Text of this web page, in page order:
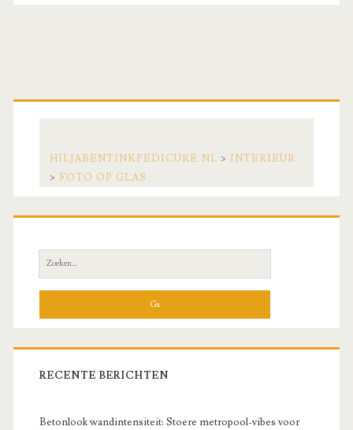
Primaire
HILJABENTINKPEDICURE.NL > INTERIEUR
> FOTO OP GLAS
Zoek
naar:
RECENTE BERICHTEN
Betonlook wandintensiteit: Stoere metropool-vibes voor